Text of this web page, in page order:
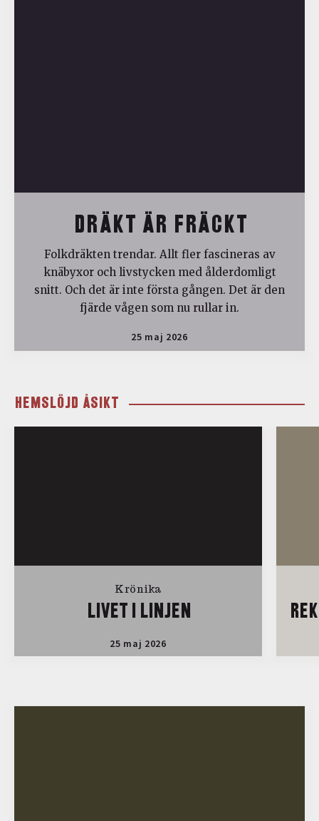
DRÄKT ÄR FRÄCKT
Folkdräkten trendar. Allt fler fascineras av
knäbyxor och livstycken med ålderdomligt
snitt. Och det är inte första gången. Det är den
fjärde vågen som nu rullar in.
25 maj 2026
HEMSLÖJD ÅSIKT
Krönika
LIVET I LINJEN
25 maj 2026